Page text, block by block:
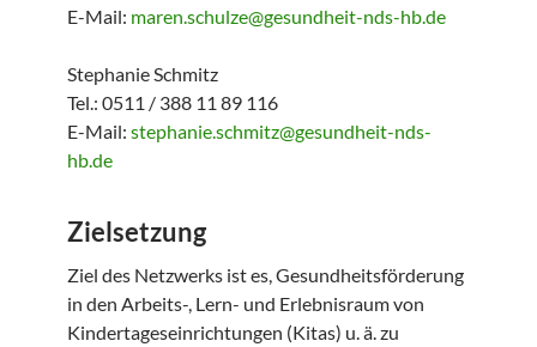
E-Mail: maren.schulze@gesundheit-nds-hb.de
Stephanie Schmitz
Tel.: 0511 / 388 11 89 116
E-Mail: stephanie.schmitz@gesundheit-nds-
hb.de
Zielsetzung
Ziel des Netzwerks ist es, Gesundheitsförderung
in den Arbeits-, Lern- und Erlebnisraum von
Kindertageseinrichtungen (Kitas) u. ä. zu